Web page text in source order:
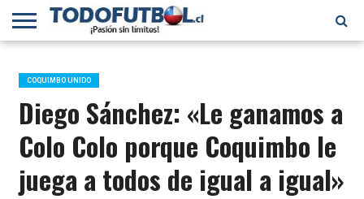
PRIMERA
B
SELECCIÓN
CHILENA
CHILENOS
EN EL
MUNDO
FÚTBOL
INTERNACIONAL
COQUIMBO UNIDO
Diego Sánchez: «Le ganamos a
Colo Colo porque Coquimbo le
juega a todos de igual a igual»